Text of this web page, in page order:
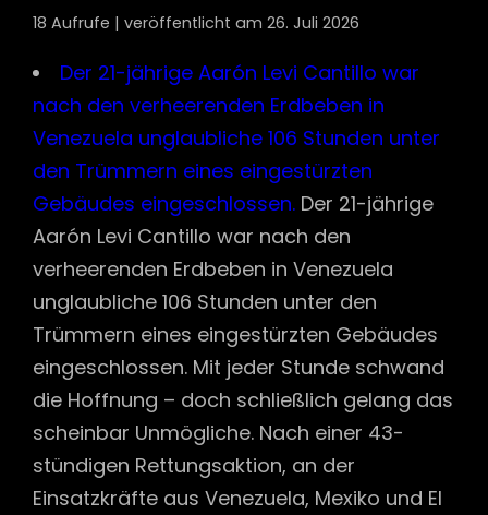
18 Aufrufe | veröffentlicht am 26. Juli 2026
Der 21-jährige Aarón Levi Cantillo war
nach den verheerenden Erdbeben in
Venezuela unglaubliche 106 Stunden unter
den Trümmern eines eingestürzten
Gebäudes eingeschlossen. Der 21-jährige
Aarón Levi Cantillo war nach den
verheerenden Erdbeben in Venezuela
unglaubliche 106 Stunden unter den
Trümmern eines eingestürzten Gebäudes
eingeschlossen. Mit jeder Stunde schwand
die Hoffnung – doch schließlich gelang das
scheinbar Unmögliche. Nach einer 43-
stündigen Rettungsaktion, an der
Einsatzkräfte aus Venezuela, Mexiko und El